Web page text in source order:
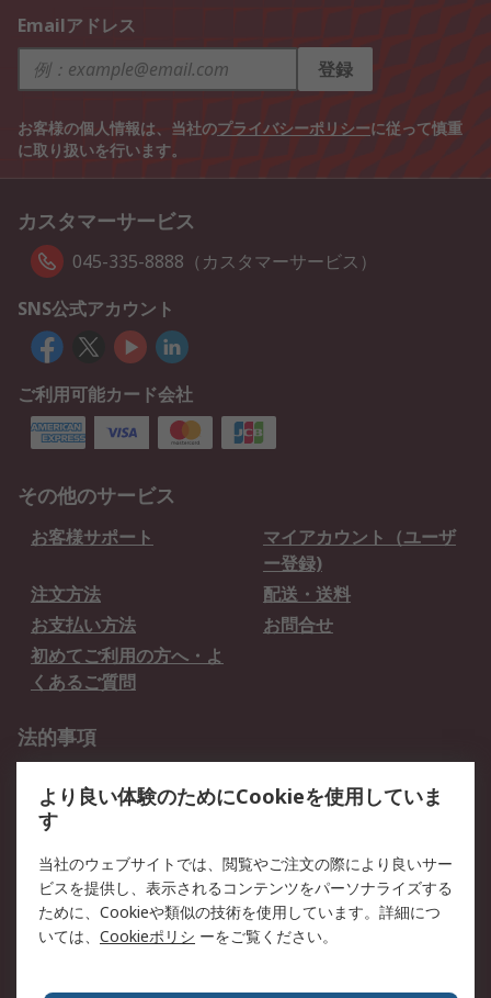
Emailアドレス
登録
お客様の個人情報は、当社のプライバシーポリシーに従って慎重
に取り扱いを行います。
カスタマーサービス
045-335-8888（カスタマーサービス）
SNS公式アカウント
ご利用可能カード会社
その他のサービス
お客様サポート
マイアカウント（ユーザ
ー登録)
注文方法
配送・送料
お支払い方法
お問合せ
初めてご利用の方へ・よ
くあるご質問
法的事項
クッキーポリシー
RSについて
会社概要
採用情報
プレスリリース＆お知ら
コーポレートサイト
より良い体験のためにCookieを使用していま
す
当社のウェブサイトでは、閲覧やご注文の際により良いサー
ビスを提供し、表示されるコンテンツをパーソナライズする
ために、Cookieや類似の技術を使用しています。詳細につ
いては、 Cookieポリシ ーをご覧ください。